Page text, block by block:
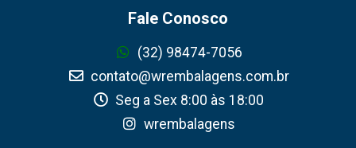
Fale Conosco
(32) 98474-7056
contato@wrembalagens.com.br
Seg a Sex 8:00 às 18:00
wrembalagens